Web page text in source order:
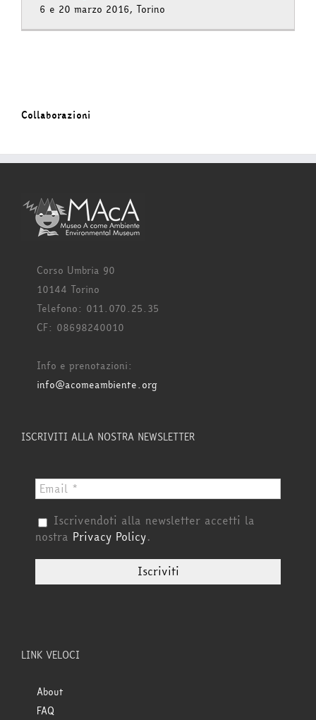
6 e 20 marzo 2016, Torino
Collaborazioni
Corso Umbria 90
10144 Torino
Telefono: 011.070.25.35
CF: 08698240010
Info e prenotazioni:
info@acomeambiente.org
ISCRIVITI ALLA NOSTRA NEWSLETTER
Iscrivendoti alla newsletter accetti la
nostra Privacy Policy.
LINK VELOCI
About
FAQ